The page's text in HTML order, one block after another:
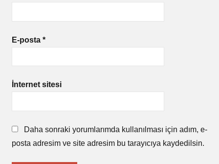
E-posta *
İnternet sitesi
Daha sonraki yorumlarımda kullanılması için adım, e-
posta adresim ve site adresim bu tarayıcıya kaydedilsin.